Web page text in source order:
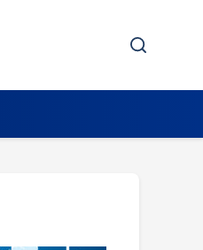
Search